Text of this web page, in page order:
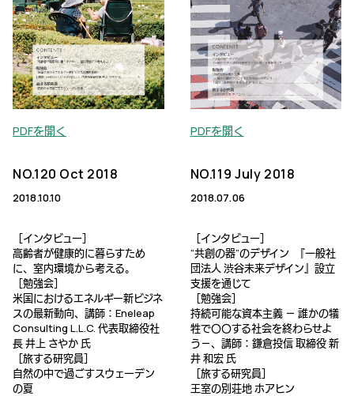
PDFを開く
NO.120 Oct 2018
2018.10.10
［インタビュー］
高齢者が健康的に暮らすため
に、室内環境から考える。
［勉強会］
米国におけるエネルギー新ビジネ
スの最新動向、講師：Eneleap
Consulting L.L.C. 代表取締役社
長 井上 さやか 氏
［旅する研究員］
自然の中で過ごすスウェーデン
の夏
PDFを開く
NO.119 July 2018
2018.07.06
［インタビュー］
“共創の器”のデザイン 『一般社
団法人 渋谷未来デザイン』設立
支援を通じて
［勉強会］
持続可能な資本主義 － 誰かの犠
牲で〇〇する社会を終わらせよ
う－、講師：鎌倉投信 取締役 新
井 和宏 氏
［旅する研究員］
王室の別荘地 ホアヒン